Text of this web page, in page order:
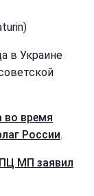
в Украине
во время
России.
МП заявил